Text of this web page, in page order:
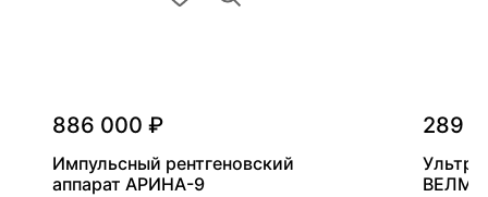
886 000 ₽
Импульсный рентгеновский
аппарат АРИНА-9
289